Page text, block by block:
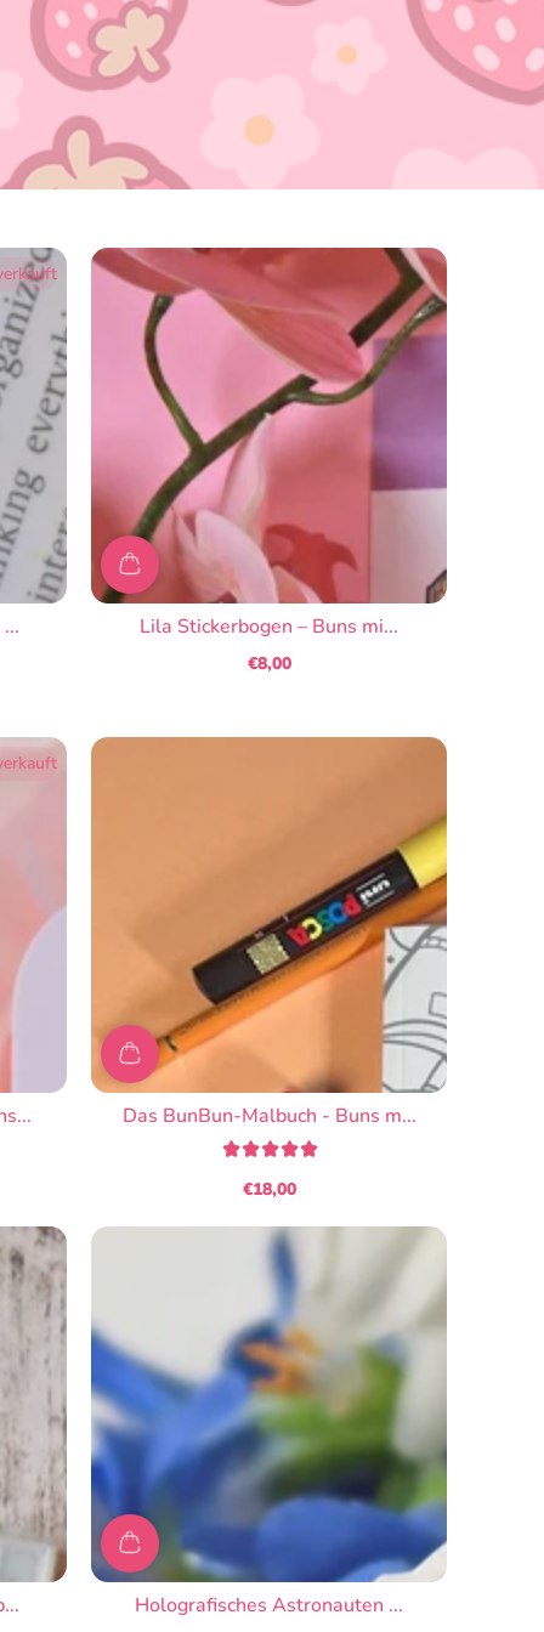
Lila Stickerbogen – Buns mi...
Regulärer
€8,00
Das BunBun-Malbuch - Buns m...
Regulärer
Preis
€18,00
Holografisches Astronauten ...